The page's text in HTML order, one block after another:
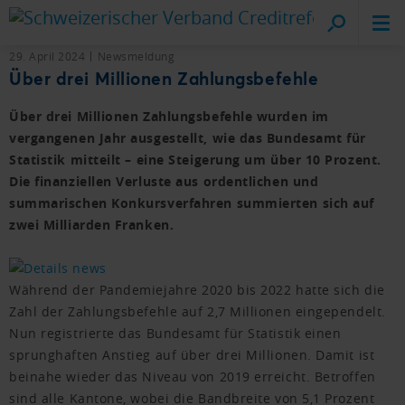
29. April 2024 Newsmeldung
Über drei Millionen Zahlungsbefehle
Über drei Millionen Zahlungsbefehle wurden im
vergangenen Jahr ausgestellt, wie das Bundesamt für
Statistik mitteilt – eine Steigerung um über 10 Prozent.
Die finanziellen Verluste aus ordentlichen und
summarischen Konkursverfahren summierten sich auf
zwei Milliarden Franken.
Während der Pandemiejahre 2020 bis 2022 hatte sich die
Zahl der Zahlungsbefehle auf 2,7 Millionen eingependelt.
Nun registrierte das Bundesamt für Statistik einen
sprunghaften Anstieg auf über drei Millionen. Damit ist
beinahe wieder das Niveau von 2019 erreicht. Betroffen
sind alle Kantone, wobei die Bandbreite von 5,1 Prozent